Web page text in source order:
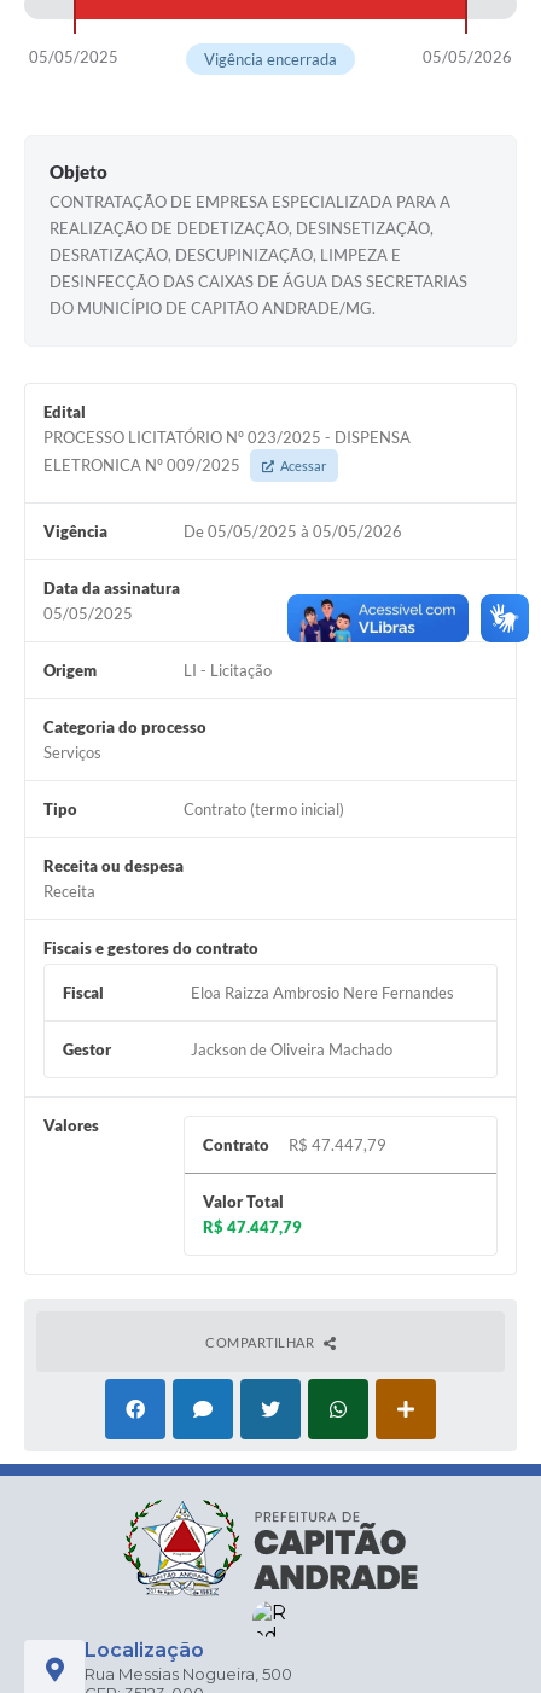
05/05/2025 05/05/2026
Vigência encerrada
Objeto
CONTRATAÇÃO DE EMPRESA ESPECIALIZADA PARA A
REALIZAÇÃO DE DEDETIZAÇÃO, DESINSETIZAÇÃO,
DESRATIZAÇÃO, DESCUPINIZAÇÃO, LIMPEZA E
DESINFECÇÃO DAS CAIXAS DE ÁGUA DAS SECRETARIAS
DO MUNICÍPIO DE CAPITÃO ANDRADE/MG.
Edital
PROCESSO LICITATÓRIO Nº 023/2025 - DISPENSA
ELETRONICA Nº 009/2025
Acessar
Vigência De 05/05/2025 à 05/05/2026
Data da assinatura
05/05/2025
Origem LI - Licitação
Categoria do processo
Serviços
Tipo Contrato (termo inicial)
Receita ou despesa
Receita
Fiscais e gestores do contrato
Fiscal Eloa Raizza Ambrosio Nere Fernandes
Gestor Jackson de Oliveira Machado
Valores
Contrato
R$ 47.447,79
Valor Total
R$ 47.447,79
COMPARTILHAR
Localização
Rua Messias Nogueira, 500